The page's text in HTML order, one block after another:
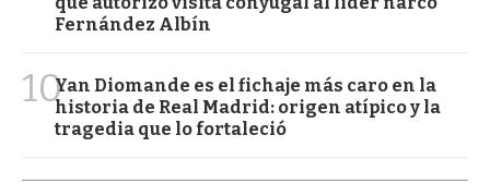
Fernández Albín
10Yan Diomande es el fichaje más caro en la
historia de Real Madrid: origen atípico y la
tragedia que lo fortaleció